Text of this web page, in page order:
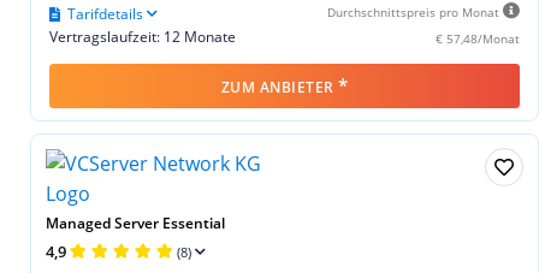
Durchschnittspreis pro Monat
€ 57,48/Monat
Vertragslaufzeit: 12 Monate
Tarifdetails
ZUM ANBIETER *
Managed Server Essential
4,9 (8)